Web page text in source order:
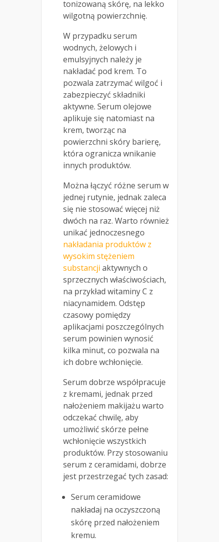
tonizowaną skórę, na lekko
wilgotną powierzchnię.
W przypadku serum
wodnych, żelowych i
emulsyjnych należy je
nakładać pod krem. To
pozwala zatrzymać wilgoć i
zabezpieczyć składniki
aktywne. Serum olejowe
aplikuje się natomiast na
krem, tworząc na
powierzchni skóry barierę,
która ogranicza wnikanie
innych produktów.
Można łączyć różne serum w
jednej rutynie, jednak zaleca
się nie stosować więcej niż
dwóch na raz. Warto również
unikać jednoczesnego
nakładania produktów z
wysokim stężeniem
substancji aktywnych o
sprzecznych właściwościach,
na przykład witaminy C z
niacynamidem. Odstęp
czasowy pomiędzy
aplikacjami poszczególnych
serum powinien wynosić
kilka minut, co pozwala na
ich dobre wchłonięcie.
Serum dobrze współpracuje
z kremami, jednak przed
nałożeniem makijażu warto
odczekać chwilę, aby
umożliwić skórze pełne
wchłonięcie wszystkich
produktów. Przy stosowaniu
serum z ceramidami, dobrze
jest przestrzegać tych zasad:
Serum ceramidowe
nakładaj na oczyszczoną
skórę przed nałożeniem
kremu.